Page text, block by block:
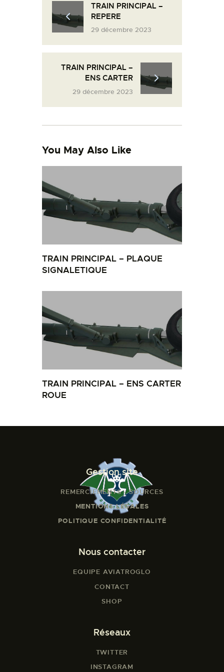
L’ATELIER DE L’AIR
LA SNCAC
PROJET ATELIER DE
LA PISTE D’ENVOL
TRAIN PRINCIPAL –
REPERE
29 décembre 2023
TRAIN PRINCIPAL –
ENS CARTER
29 décembre 2023
You May Also Like
TRAIN PRINCIPAL – PLAQUE
SIGNALETIQUE
TRAIN PRINCIPAL – ENS CARTER
ROUE
Gestion site
REMERCIEMENTS - SOURCES
MENTIONS LÉGALES
POLITIQUE CONFIDENTIALITÉ
Nous contacter
EQUIPE AVIATROGLO
CONTACT
SHOP
Réseaux
TWITTER
INSTAGRAM